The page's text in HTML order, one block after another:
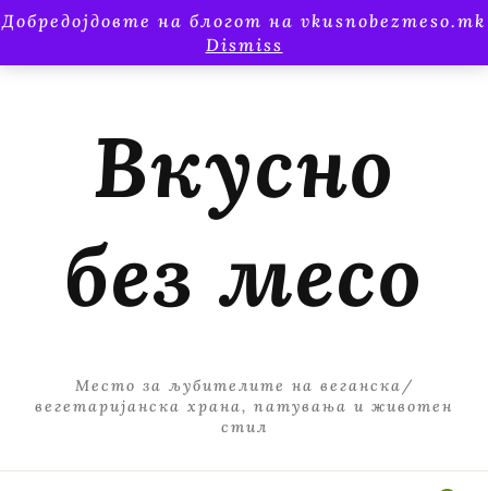
Добредојдовте на блогот на vkusnobezmeso.mk
Dismiss
Вкусно
без месо
Место за љубителите на веганска/
вегетаријанска храна, патувања и животен
стил